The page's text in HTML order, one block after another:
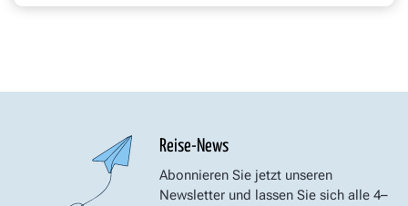
Reise-News
Abonnieren Sie jetzt unseren
Newsletter und lassen Sie sich alle 4–